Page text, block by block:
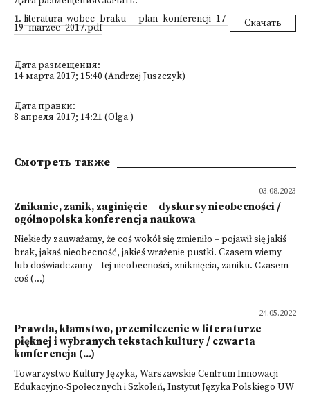
1. literatura_wobec_braku_-_plan_konferencji_17-
19_marzec_2017.pdf Скачать
Дата размещения:
14 марта 2017; 15:40 (Andrzej Juszczyk)
Дата правки:
8 апреля 2017; 14:21 (Olga )
Смотреть также
03.08.2023
Znikanie, zanik, zaginięcie – dyskursy nieobecności /
ogólnopolska konferencja naukowa
Niekiedy zauważamy, że coś wokół się zmieniło – pojawił się jakiś
brak, jakaś nieobecność, jakieś wrażenie pustki. Czasem wiemy
lub doświadczamy – tej nieobecności, zniknięcia, zaniku. Czasem
coś (...)
24.05.2022
Prawda, kłamstwo, przemilczenie w literaturze
pięknej i wybranych tekstach kultury / czwarta
konferencja (...)
Towarzystwo Kultury Języka, Warszawskie Centrum Innowacji
Edukacyjno-Społecznych i Szkoleń, Instytut Języka Polskiego UW